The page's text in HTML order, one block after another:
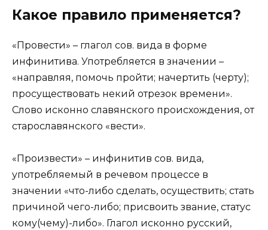
Какое правило применяется?
«Провести» – глагол сов. вида в форме
инфинитива. Употребляется в значении –
«направляя, помочь пройти; начертить (черту);
просуществовать некий отрезок времени».
Слово исконно славянского происхождения, от
старославянского «вести».
«Произвести» – инфинитив сов. вида,
употребляемый в речевом процессе в
значении «что-либо сделать, осуществить; стать
причиной чего-либо; присвоить звание, статус
кому(чему)-либо». Глагол исконно русский,